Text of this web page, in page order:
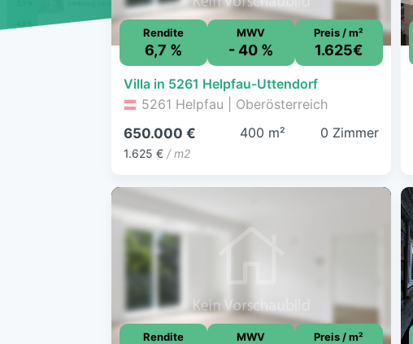
Rendite
6,7 %
MWV
- 40 %
Preis / m²
1.625€
Villa in 5261 Helpfau-Uttendorf
5261 Helpfau | Oberösterreich
650.000 €
1.625 € / m2
400 m² 0 Zimmer
Rendite MWV Preis / m²